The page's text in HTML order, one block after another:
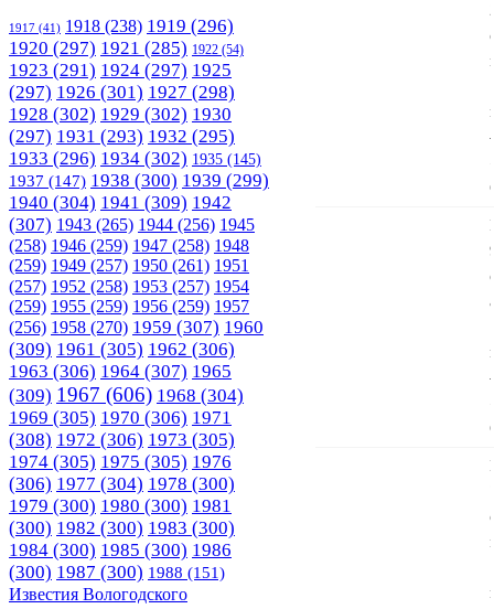
1917 (41) 1918 (238) 1919 (296)
1920 (297) 1921 (285) 1922 (54)
1923 (291) 1924 (297) 1925
(297) 1926 (301) 1927 (298)
1928 (302) 1929 (302) 1930
(297) 1931 (293) 1932 (295)
1933 (296) 1934 (302) 1935 (145)
1937 (147) 1938 (300) 1939 (299)
1940 (304) 1941 (309) 1942
(307) 1943 (265) 1944 (256) 1945
(258) 1946 (259) 1947 (258) 1948
(259) 1949 (257) 1950 (261) 1951
(257) 1952 (258) 1953 (257) 1954
(259) 1955 (259) 1956 (259) 1957
(256) 1958 (270) 1959 (307) 1960
(309) 1961 (305) 1962 (306)
1963 (306) 1964 (307) 1965
(309) 1967 (606) 1968 (304)
1969 (305) 1970 (306) 1971
(308) 1972 (306) 1973 (305)
1974 (305) 1975 (305) 1976
(306) 1977 (304) 1978 (300)
1979 (300) 1980 (300) 1981
(300) 1982 (300) 1983 (300)
1984 (300) 1985 (300) 1986
(300) 1987 (300) 1988 (151)
Известия Вологодского